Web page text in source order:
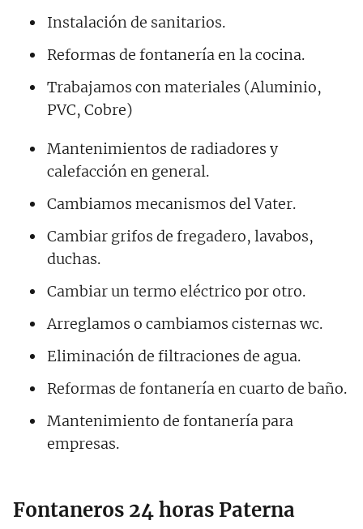
Instalación de sanitarios.
Reformas de fontanería en la cocina.
Trabajamos con materiales (Aluminio,
PVC, Cobre)
Mantenimientos de radiadores y
calefacción en general.
Cambiamos mecanismos del Vater.
Cambiar grifos de fregadero, lavabos,
duchas.
Cambiar un termo eléctrico por otro.
Arreglamos o cambiamos cisternas wc.
Eliminación de filtraciones de agua.
Reformas de fontanería en cuarto de baño.
Mantenimiento de fontanería para
empresas.
Fontaneros 24 horas Paterna